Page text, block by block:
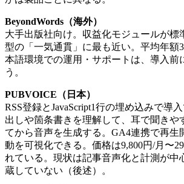
BeyondWords（海外）
大手出版社向け。収益化モジュールが標
型の「一気通貫」に最も近い。平均年額
本語環境での運用・サポートは、導入前
う。
PUBVOICE（日本）
RSS登録とJavaScript1行の埋め込みで導
出しや箇条書きを理解して、耳で聞きや
てから音声を生成する。GA4連携で再生
動を可視化できる。価格は9,800円/月〜
れている。現状は記事音声化と計測が中
蔵していない（後述）。